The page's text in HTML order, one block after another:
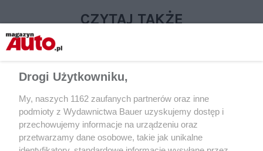
CZYTAJ TAKŻE
Drogi Użytkowniku,
My, naszych 1162 zaufanych partnerów oraz inne
podmioty z Wydawnictwa Bauer uzyskujemy dostęp i
przechowujemy informacje na urządzeniu oraz
przetwarzamy dane osobowe, takie jak unikalne